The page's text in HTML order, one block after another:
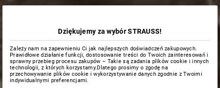
Dziękujemy za wybór STRAUSS!
Zależy nam na zapewnieniu Ci jak najlepszych doświadczeń zakupowych.
Prawidłowe działanie funkcji, dostosowanie treści do Twoich zainteresowań i
sprawny przebieg procesu zakupów – Takie są zadania plików cookie i innych
technologii, z których korzystamy.Dlatego prosimy o zgodę na
przechowywanie plików cookie i wykorzystywanie danych zgodnie z Twoimi
indywidualnymi preferencjami.